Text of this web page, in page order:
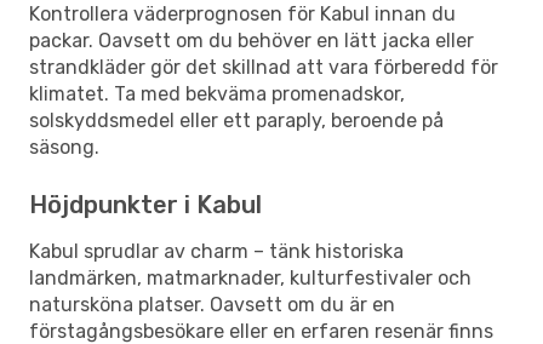
Kontrollera väderprognosen för Kabul innan du
packar. Oavsett om du behöver en lätt jacka eller
strandkläder gör det skillnad att vara förberedd för
klimatet. Ta med bekväma promenadskor,
solskyddsmedel eller ett paraply, beroende på
säsong.
Höjdpunkter i Kabul
Kabul sprudlar av charm – tänk historiska
landmärken, matmarknader, kulturfestivaler och
natursköna platser. Oavsett om du är en
förstagångsbesökare eller en erfaren resenär finns